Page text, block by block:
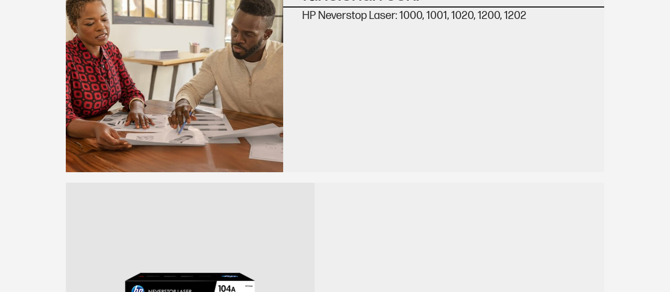
HP Neverstop Laser: 1000, 1001, 1020, 1200, 1202